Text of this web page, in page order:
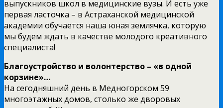
выпускников школ в медицинские вузы. И есть уже
первая ласточка – в Астраханской медицинской
академии обучается наша юная землячка, которую
мы будем ждать в качестве молодого креативного
специалиста!
Благоустройство и волонтерство – «в одной
корзине»…
На сегодняшний день в Медногорском 59
многоэтажных домов, столько же дворовых